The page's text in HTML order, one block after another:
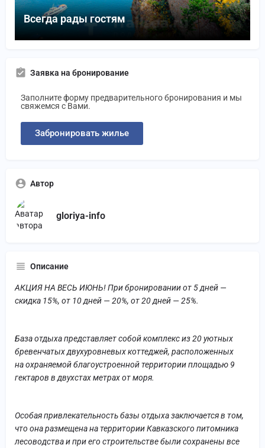
Всегда рады гостям
Заявка на бронирование
Заполните форму предварительного бронирования и мы
свяжемся с Вами.
Забронировать жилье
Автор
gloriya-info
Описание
АКЦИЯ НА ВЕСЬ ИЮНЬ! При бронировании от 5 дней —
скидка 15%, от 10 дней — 20%, от 20 дней — 25%.
База отдыха представляет собой комплекс из 20 уютных
бревенчатых двухуровневых коттеджей, расположенных
на охраняемой благоустроенной территории площадью 9
гектаров в двухстах метрах от моря.
Особая привлекательность базы отдыха заключается в том,
что она размещена на территории Кавказского питомника
лесоводства и при его строительстве были сохранены все